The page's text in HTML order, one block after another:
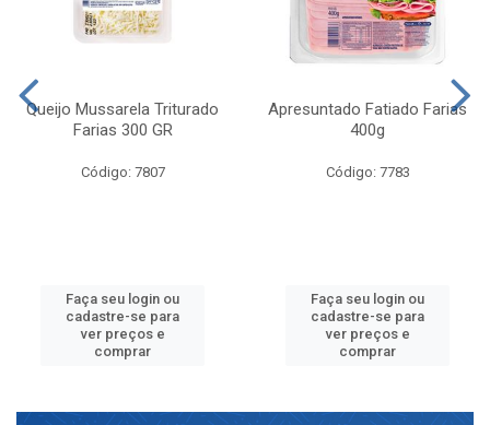
Queijo Mussarela Triturado
Farias 300 GR
Código: 7807
Faça seu login ou
cadastre-se para
ver preços e
comprar
Apresuntado Fatiado Farias
400g
Código: 7783
Faça seu login ou
cadastre-se para
ver preços e
comprar